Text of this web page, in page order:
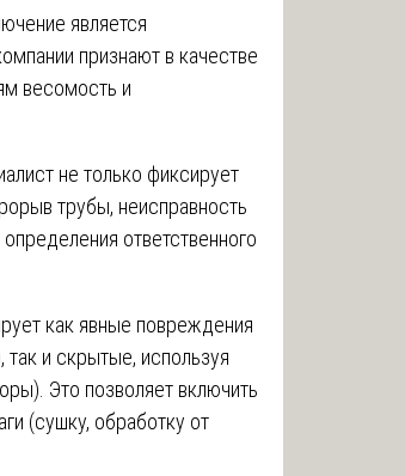
является
признают в качестве
весомость и
не только фиксирует
трубы, неисправность
ответственного
как явные повреждения
так и скрытые, используя
Это позволяет включить
(сушку, обработку от